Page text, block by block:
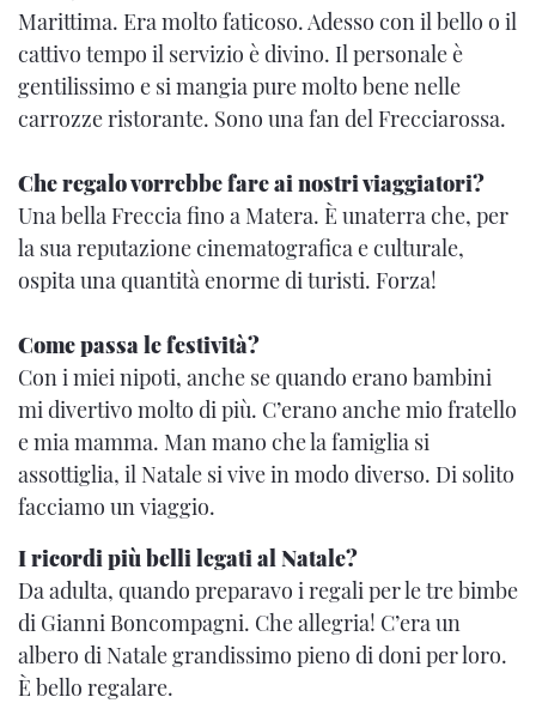
Marittima. Era molto faticoso. Adesso con il bello o il
cattivo tempo il servizio è divino. Il personale è
gentilissimo e si mangia pure molto bene nelle
carrozze ristorante. Sono una fan del Frecciarossa.
Che regalo vorrebbe fare ai nostri viaggiatori?
Una bella Freccia fino a Matera. È unaterra che, per
la sua reputazione cinematografica e culturale,
ospita una quantità enorme di turisti. Forza!
Come passa le festività?
Con i miei nipoti, anche se quando erano bambini
mi divertivo molto di più. C’erano anche mio fratello
e mia mamma. Man mano che la famiglia si
assottiglia, il Natale si vive in modo diverso. Di solito
facciamo un viaggio.
I ricordi più belli legati al Natale?
Da adulta, quando preparavo i regali per le tre bimbe
di Gianni Boncompagni. Che allegria! C’era un
albero di Natale grandissimo pieno di doni per loro.
È bello regalare.